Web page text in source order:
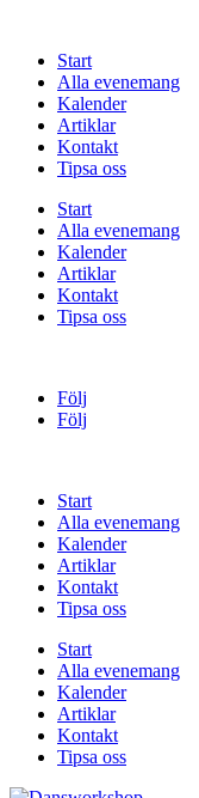
Start
Alla evenemang
Kalender
Artiklar
Kontakt
Tipsa oss
Start
Alla evenemang
Kalender
Artiklar
Kontakt
Tipsa oss
Följ
Följ
Start
Alla evenemang
Kalender
Artiklar
Kontakt
Tipsa oss
Start
Alla evenemang
Kalender
Artiklar
Kontakt
Tipsa oss